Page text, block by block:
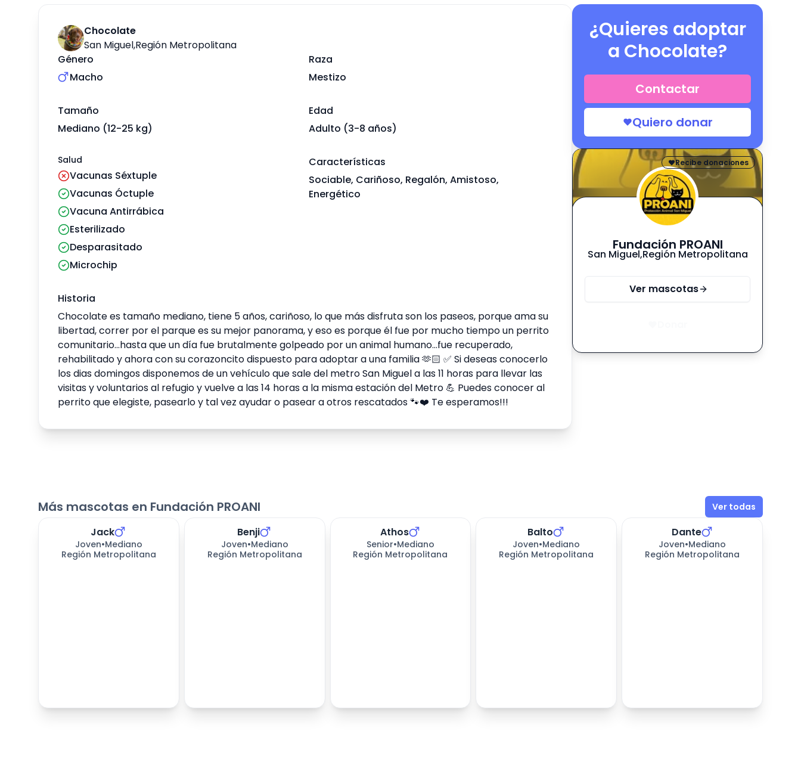
Chocolate
San Miguel,Región Metropolitana
Género
Macho
Raza
Mestizo
Tamaño
Mediano (12-25 kg)
Edad
Adulto (3-8 años)
Salud
Vacunas Séxtuple
Vacunas Óctuple
Vacuna Antirrábica
Esterilizado
Desparasitado
Microchip
Características
Sociable, Cariñoso, Regalón, Amistoso,
Energético
Historia
Chocolate es tamaño mediano, tiene 5 años, cariñoso, lo que más disfruta son los paseos, porque ama su
libertad, correr por el parque es su mejor panorama, y eso es porque él fue por mucho tiempo un perrito
comunitario…hasta que un día fue brutalmente golpeado por un animal humano…fue recuperado,
rehabilitado y ahora con su corazoncito dispuesto para adoptar a una familia 🫶🏻 ✅ Si deseas conocerlo
los dias domingos disponemos de un vehículo que sale del metro San Miguel a las 11 horas para llevar las
visitas y voluntarios al refugio y vuelve a las 14 horas a la misma estación del Metro 💪 Puedes conocer al
perrito que elegiste, pasearlo y tal vez ayudar o pasear a otros rescatados 🐾❤️ Te esperamos!!!
¿Quieres adoptar
a Chocolate?
Contactar
Quiero donar
Recibe donaciones
Fundación PROANI
San Miguel,Región Metropolitana
Ver mascotas
Más mascotas en Fundación PROANI Ver todas
Jack
Joven•Mediano
Región Metropolitana
Benji
Joven•Mediano
Región Metropolitana
Athos
Senior•Mediano
Región Metropolitana
Balto
Joven•Mediano
Región Metropolitana
Dante
Joven•Mediano
Región Metropolitana